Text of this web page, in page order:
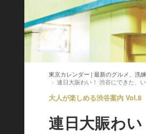
東京カレンダー | 最新のグルメ、洗
連日大賑わい！ 渋谷にできた、
大人が楽しめる渋谷案内 Vol.8
連日大賑わ